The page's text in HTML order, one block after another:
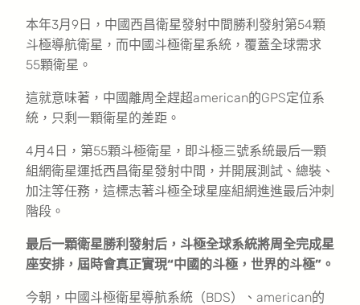
本年3月9日，中國西昌衛星發射中間勝利發射第54顆
斗極導航衛星，而中國斗極衛星系統，覆蓋全球需求
55顆衛星。
這就意味著，中國離周全趕超american的GPS定位系
統，只剩一顆衛星的差距。
4月4日，第55顆斗極衛星，即斗極三號系統最后一顆
組網衛星運抵西昌衛星發射中間，并開展測試、總裝、
加注等任務，這標志著斗極全球星座組網進進最后沖刺
階段。
最后一顆衛星勝利發射后，斗極全球系統將周全完成星
座安排，屆時會真正實現“中國的斗極，世界的斗極”。
今朝，中國斗極衛星導航系統（BDS）、american的